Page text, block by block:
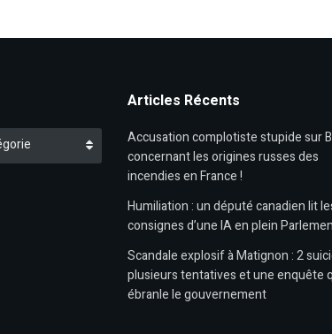
Articles Récents
Accusation complotiste stupide sur
concernant les origines russes des
incendies en France !
Humiliation : un député canadien lit
consignes d’une IA en plein
Scandale explosif à Matignon : 2
plusieurs tentatives et une enquête
ébranle le gouvernement